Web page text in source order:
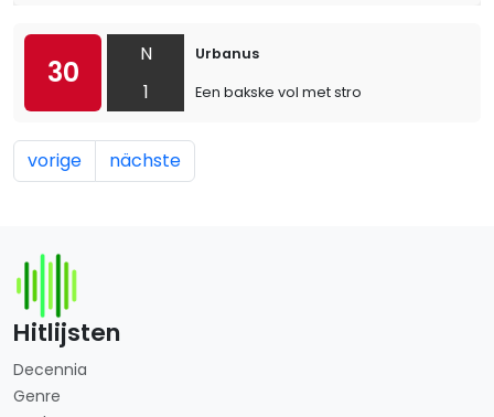
30
N
1
Urbanus
Een bakske vol met stro
vorige nächste
Hitlijsten
Decennia
Genre